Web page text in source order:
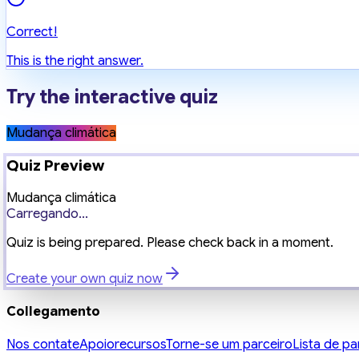
Correct!
This is the right answer.
Try the interactive quiz
Mudança climática
Quiz Preview
Mudança climática
Carregando...
Quiz is being prepared. Please check back in a moment.
Create your own quiz now
Collegamento
Nos contateApoiorecursosTorne-se um parceiroLista de